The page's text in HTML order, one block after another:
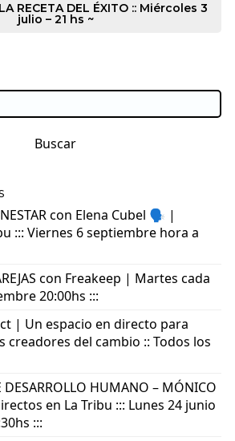
RECETA DEL ÉXITO :: Miércoles 3
julio – 21 hs ~
Buscar
con Elena Cubel 🗣️ |
::: Viernes 6 septiembre hora a
con Freakeep | Martes cada
20:00hs :::
| Un espacio en directo para
creadores del cambio :: Todos los
HUMANO – MÓNICO
en La Tribu ::: Lunes 24 junio
:::